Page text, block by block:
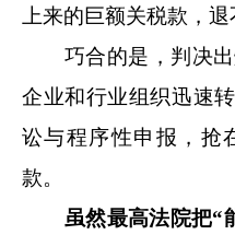
上来的巨额关税款，退
巧合的是，判决出
企业和行业组织迅速
讼与程序性申报，抢
款。
虽然最高法院把“